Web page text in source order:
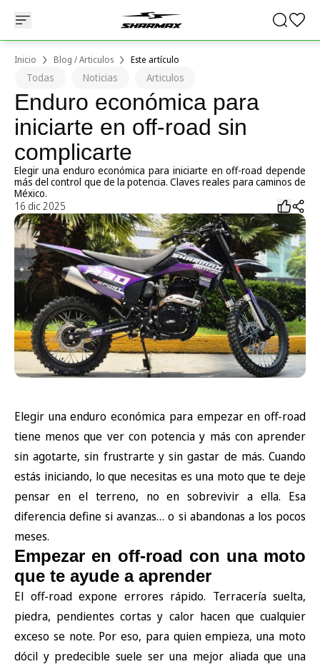
Inicio Blog / Articulos Este artículo
Todas Noticias Articulos
Enduro económica para
iniciarte en off-road sin
complicarte
Elegir una enduro económica para iniciarte en off-road depende
más del control que de la potencia. Claves reales para caminos de
México.
16 dic 2025
Elegir una enduro económica para empezar en off-road
tiene menos que ver con potencia y más con aprender
sin agotarte, sin frustrarte y sin gastar de más. Cuando
estás iniciando, lo que necesitas es una moto que te deje
pensar en el terreno, no en sobrevivir a ella. Esa
diferencia define si avanzas… o si abandonas a los pocos
meses.
Empezar en off-road con una moto
que te ayude a aprender
El off-road expone errores rápido. Terracería suelta,
piedra, pendientes cortas y calor hacen que cualquier
exceso se note. Por eso, para quien empieza, una moto
dócil y predecible suele ser una mejor aliada que una